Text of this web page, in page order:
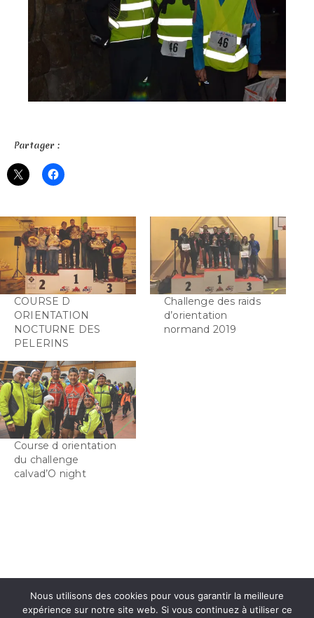
Partager :
COURSE D
ORIENTATION
NOCTURNE DES
PELERINS
Challenge des raids
d’orientation
normand 2019
Course d orientation
du challenge
calvad’O night
Nous utilisons des cookies pour vous garantir la meilleure
expérience sur notre site web. Si vous continuez à utiliser ce